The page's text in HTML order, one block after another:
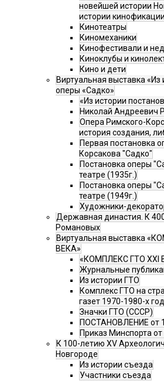
новейшей истории
истории кинофикации
Кинотеатры
Киномеханики
Кинофестивали и
Киноклубы и
Кино и дети
Виртуальная выставка «Из
оперы «Садко»
«Из истории
Николай Андреевич
Опера Римского-
история создания,
Первая постановка
Корсакова "Садко"
Постановка оперы
театре (1935г.)
Постановка оперы
театре (1949г.)
Художники-
Державная династия. К
Романовых
Виртуальная выставка
ВЕКА»
«КОМПЛЕКС ГТО XXI
Журнальные
Из истории ГТО
Комплекс ГТО на
газет 1970-1980-х
Значки ГТО (СССР)
ПОСТАНОВЛЕНИЕ от
Приказ Минспорта от
К 100-летию XV
Новгороде
Из истории съезда
Участники съезда